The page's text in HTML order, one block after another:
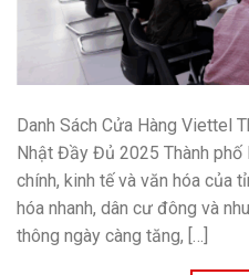
Danh Sách Cửa Hàng Viettel
Nhật Đầy Đủ 2025 Thành phố
chính, kinh tế và văn hóa của
hóa nhanh, dân cư đông và
thông ngày càng tăng, […]